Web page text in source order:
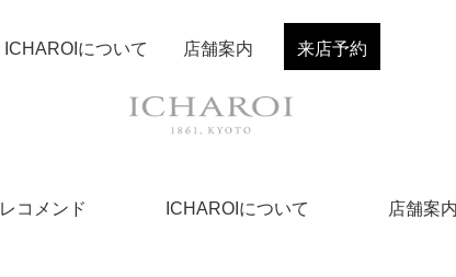
レコメンド ICHAROIについて 店舗案
ICHAROIについて 店舗案内 来店予約